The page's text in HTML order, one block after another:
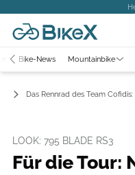
Bike-News Mountainbike
Das Rennrad des Team
LOOK: 795 BLADE RS3
Für die Tour: